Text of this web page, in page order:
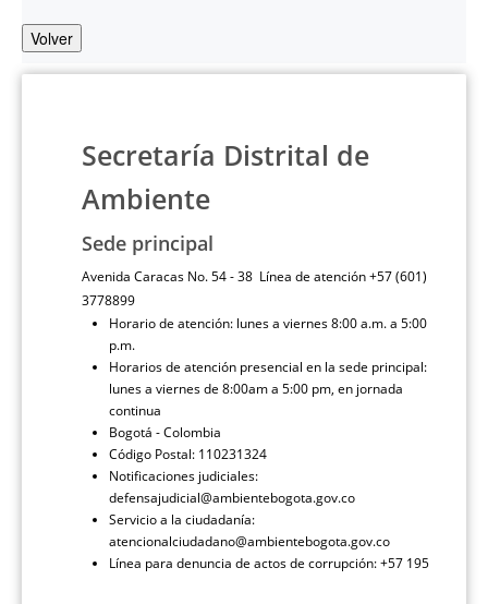
Volver
Secretaría Distrital de
Ambiente
Sede principal
Avenida Caracas No. 54 - 38 Línea de atención +57 (601)
3778899
Horario de atención: lunes a viernes 8:00 a.m. a 5:00
p.m.
Horarios de atención presencial en la sede principal:
lunes a viernes de 8:00am a 5:00 pm, en jornada
continua
Bogotá - Colombia
Código Postal: 110231324
Notificaciones judiciales:
defensajudicial@ambientebogota.gov.co
Servicio a la ciudadanía:
atencionalciudadano@ambientebogota.gov.co
Línea para denuncia de actos de corrupción: +57 195